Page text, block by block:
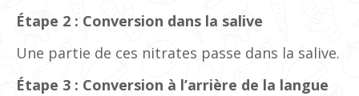
Étape 2 : Conversion dans la salive
Une partie de ces nitrates passe dans la salive.
Étape 3 : Conversion à l’arrière de la langue